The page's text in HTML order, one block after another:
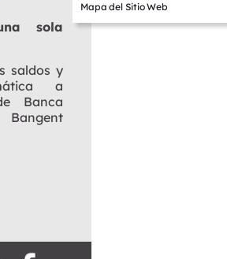
Mapa del Sitio Web
sola
saldos y
a
Banca